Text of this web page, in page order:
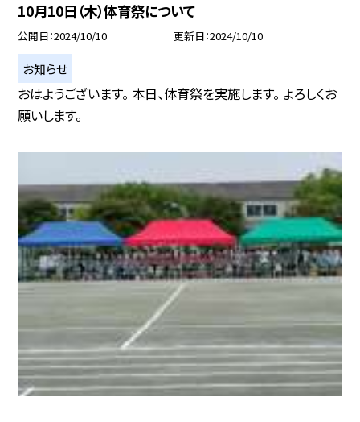
10月10日（木）体育祭について
公開日 2024/10/10 更新日 2024/10/10
お知らせ
おはようございます。 本日、体育祭を実施します。 よろしくお
願いします。